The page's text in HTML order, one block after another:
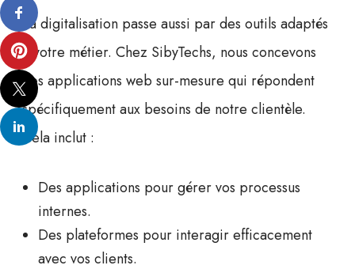
La digitalisation passe aussi par des outils adaptés
à votre métier. Chez SibyTechs, nous concevons
des applications web sur-mesure qui répondent
spécifiquement aux besoins de notre clientèle.
Cela inclut :
Des applications pour gérer vos processus
internes.
Des plateformes pour interagir efficacement
avec vos clients.